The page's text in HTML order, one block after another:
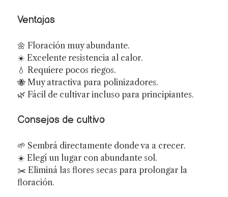
Ventajas
🌼 Floración muy abundante.
☀️ Excelente resistencia al calor.
💧 Requiere pocos riegos.
🐝 Muy atractiva para polinizadores.
🌿 Fácil de cultivar incluso para principiantes.
Consejos de cultivo
🌱 Sembrá directamente donde va a crecer.
☀️ Elegí un lugar con abundante sol.
✂️ Eliminá las flores secas para prolongar la
floración.